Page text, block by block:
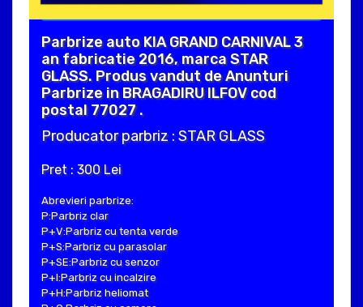
Parbrize auto KIA GRAND CARNIVAL 3
an fabricatie 2016, marca STAR
GLASS. Produs vandut de Anunturi
Parbrize in BRAGADIRU ILFOV cod
postal 77027 .
Producator parbriz : STAR GLASS
Pret : 300 Lei
Abrevieri parbrize:
P:Parbriz clar
P+V:Parbriz cu tenta verde
P+S:Parbriz cu parasolar
P+SE:Parbriz cu senzor
P+I:Parbriz cu incalzire
P+H:Parbriz heliomat